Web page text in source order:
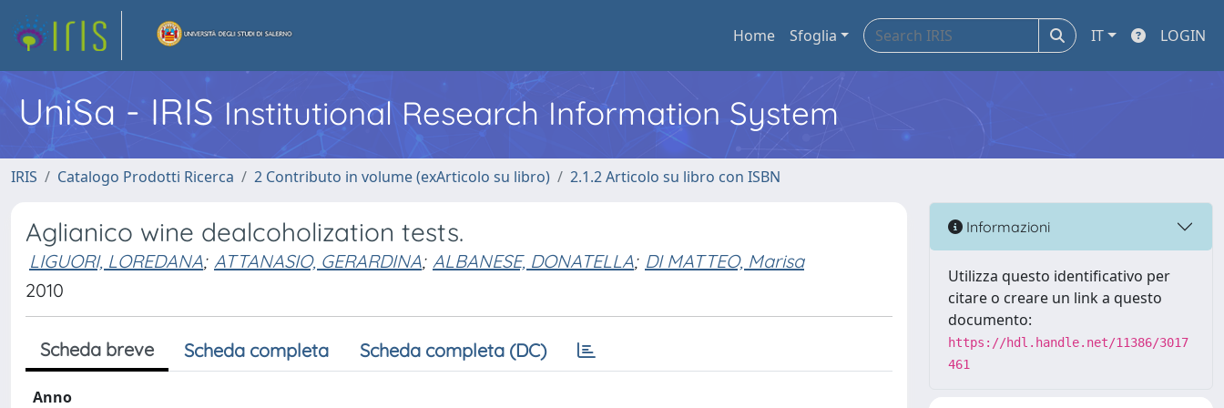
Home Sfoglia IT LOGIN
UniSa - IRIS Institutional Research Information System
IRIS Catalogo Prodotti Ricerca 2 Contributo in volume (exArticolo su libro) 2.1.2 Articolo su libro con ISBN
Aglianico wine dealcoholization tests.
LIGUORI, LOREDANA; ATTANASIO, GERARDINA; ALBANESE, DONATELLA; DI MATTEO, Marisa
2010
Scheda breve Scheda completa Scheda completa (DC)
Anno
Informazioni
Utilizza questo identificativo per
citare o creare un link a questo
documento:
https://hdl.handle.net/11386/3017
461